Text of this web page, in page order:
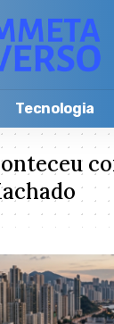
Tecnologia